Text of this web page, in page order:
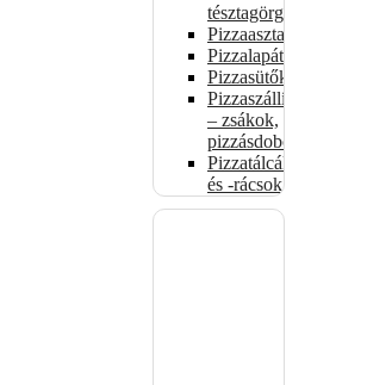
tésztagörgők
Pizzaasztalok
Pizzalapátok
Pizzasütők
Pizzaszállítás
– zsákok,
pizzásdobozok
Pizzatálcák
és -rácsok